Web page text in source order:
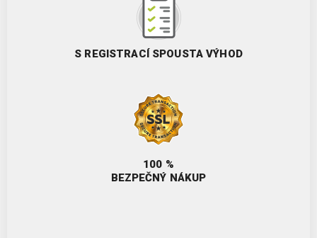
S REGISTRACÍ SPOUSTA VÝHOD
100 %
BEZPEČNÝ NÁKUP